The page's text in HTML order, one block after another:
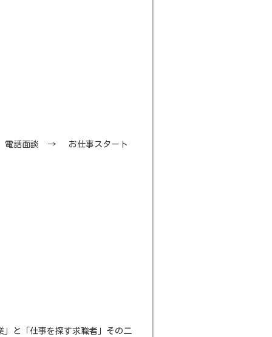
話面談 → お仕事スタート
」と「仕事を探す求職者」その二